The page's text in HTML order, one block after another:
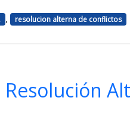
, resolucion alterna de conflictos
Resolución